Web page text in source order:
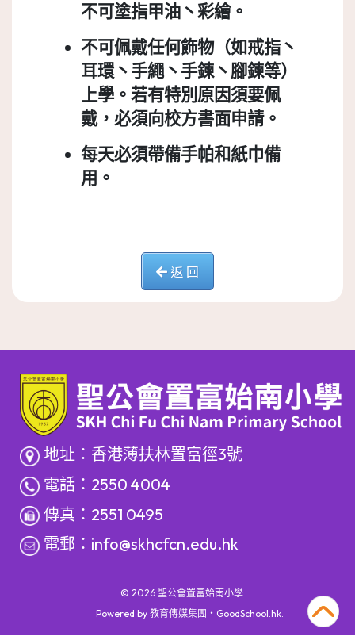
不可塗指甲油丶彩繪。
不可佩戴任何飾物（如戒指丶
耳環丶手繩丶手鍊丶腳鍊等）
上學。若有特別原因須要佩
戴，必須向校方書面申請。
每天必須帶備手帕和紙巾備
用。
返 回
地址：香港薄扶林置富徑3號
電話：2550 4004
傳真：2551 0495
電郵： info@skhcfcn.edu.hk
© 2026 聖公會置富始南小學
Powered by 教育傳媒集團 ‧ GoodSchool.hk.